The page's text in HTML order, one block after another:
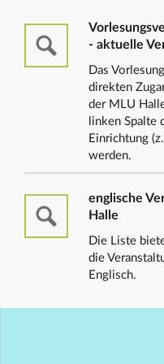
- aktuelle
Das
direkten
der MLU
linken Spalte
Einrichtung
werden.
englische
Halle
Die Liste
die
Englisch.